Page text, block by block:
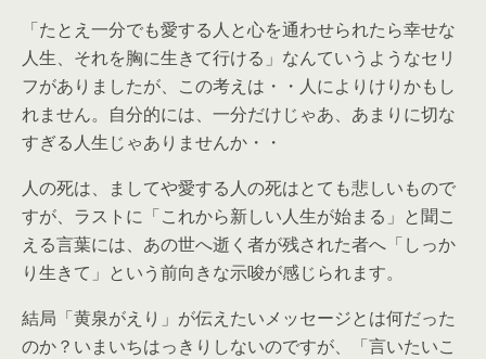
「たとえ一分でも愛する人と心を通わせられたら幸せな
人生、それを胸に生きて行ける」なんていうようなセリ
フがありましたが、この考えは・・人によりけりかもし
れません。自分的には、一分だけじゃあ、あまりに切な
すぎる人生じゃありませんか・・
人の死は、ましてや愛する人の死はとても悲しいもので
すが、ラストに「これから新しい人生が始まる」と聞こ
える言葉には、あの世へ逝く者が残された者へ「しっか
り生きて」という前向きな示唆が感じられます。
結局「黄泉がえり」が伝えたいメッセージとは何だった
のか？いまいちはっきりしないのですが、「言いたいこ